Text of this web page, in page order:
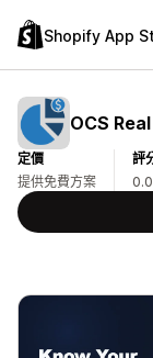
Shopify App
OCS
定價
提供免費方案
評
0.0